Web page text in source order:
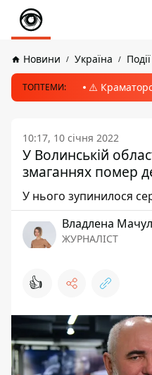
Новини Україна Події
ТОПТЕМИ: ⚠️
10:17, 10 січня 2022
У Волинській
змаганнях помер
У нього зупинилося
Владлена
ЖУРНАЛІСТ
👍